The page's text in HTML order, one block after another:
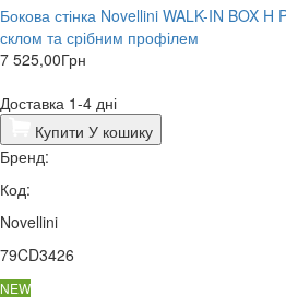
Бокова стінка Novellini WALK-IN BOX
склом та срібним профілем
7 525,00Грн
Доставка 1-4 дні
Купити У кошику
Бренд:
Код:
Novellini
79CD3426
NEW